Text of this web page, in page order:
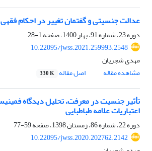
عدالت جنسیتی و گفتمان تغییر در احکام
دوره 23، شماره 91، بهار 1400، صفحه
1-28
10.22095/jwss.2021.259993.2548
مهدی شجریان
مشاهده مقاله
اصل مقاله 330 K
تأثیر جنسیت در معرفت، تحلیل دیدگاه
اعتباریات علامه طباطبایی
دوره 22، شماره 86، زمستان 1398، صفحه
59-77
10.22095/jwss.2020.202762.2142